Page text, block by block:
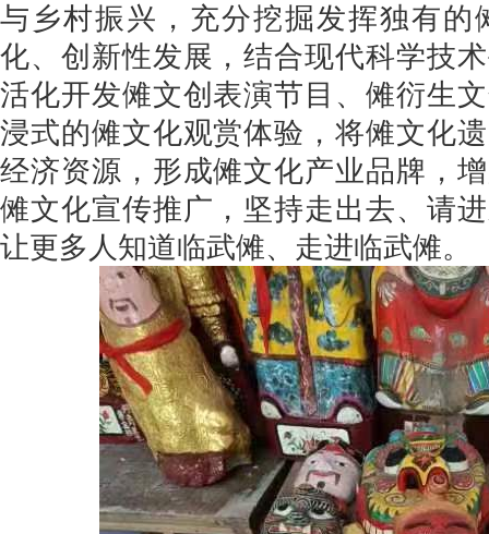
与乡村振兴，充分挖掘发挥独有的
化、创新性发展，结合现代科学技
活化开发傩文创表演节目、傩衍生
浸式的傩文化观赏体验，将傩文化
经济资源，形成傩文化产业品牌，
傩文化宣传推广，坚持走出去、请
让更多人知道临武傩、走进临武傩。